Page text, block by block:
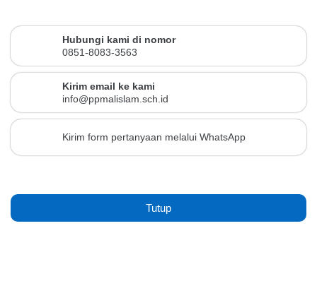
Hubungi kami di nomor
0851-8083-3563
Kirim email ke kami
info@ppmalislam.sch.id
Kirim form pertanyaan melalui WhatsApp
Tutup